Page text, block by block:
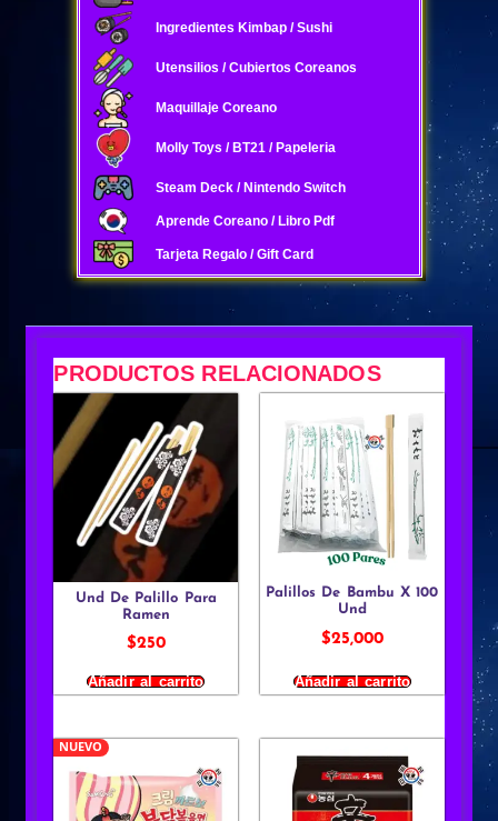
Ingredientes Kimbap / Sushi
Utensilios / Cubiertos Coreanos
Maquillaje Coreano
Molly Toys / BT21 / Papeleria
Steam Deck / Nintendo Switch
Aprende Coreano / Libro Pdf
Tarjeta Regalo / Gift Card
PRODUCTOS RELACIONADOS
Und De Palillo Para
Ramen
$250
Añadir al carrito
Palillos De Bambu X 100
Und
$25,000
Añadir al carrito
NUEVO